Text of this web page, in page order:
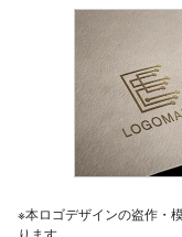
※本ロゴデザインの盗作・
ります。